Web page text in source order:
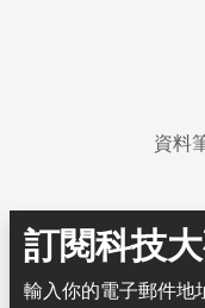
資料
訂閱科技
輸入你的電子郵件地